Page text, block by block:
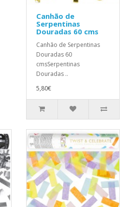
Canhão de
Serpentinas
Douradas 60 cms
Canhão de Serpentinas
Douradas 60
cmsSerpentinas
Douradas ..
5,80€